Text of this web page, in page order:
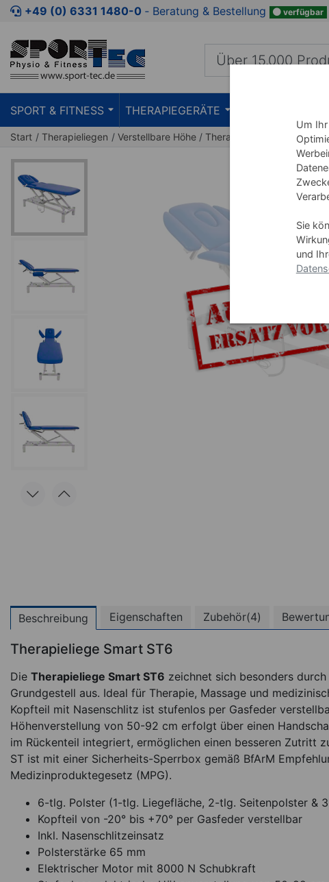
Zum Kaufbereich springen Zur Produktbeschreibung springen
+49 (0) 6331 1480-0 ‐ Beratung & Bestellung verfügbar
SPORT & FITNESS THERAPIEGERÄTE
Start Therapieliegen Verstellbare Höhe Therapieliege Smart ST
Beschreibung Eigenschaften Zubehör(4)
Therapieliege Smart ST6
Die Therapieliege Smart ST6 zeichnet sich besonders
Grundgestell aus. Ideal für Therapie, Massage und
Kopfteil mit Nasenschlitz ist stufenlos per Gasfeder
Höhenverstellung von 50-92 cm erfolgt über einen
im Rückenteil integriert, ermöglichen einen besseren Zutritt
ST ist mit einer Sicherheits-Sperrbox gemäß BfArM
Medizinproduktegesetz (MPG).
6-tlg. Polster (1-tlg. Liegefläche, 2-tlg. Seitenpolster &
Kopfteil von -20° bis +70° per Gasfeder verstellbar
Inkl. Nasenschlitzeinsatz
Polsterstärke 65 mm
Elektrischer Motor mit 8000 N Schubkraft
Lagerungsrolle, Ø 15
40 cm
Um
Sie
und